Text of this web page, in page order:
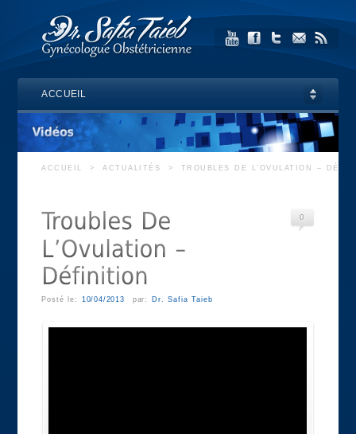
ACCUEIL
ACCUEIL > ACTUALITÉS > TROUBLES DE L’OVULATION –
0
Posté le: 10/04/2013 par: Dr. Safia Taieb